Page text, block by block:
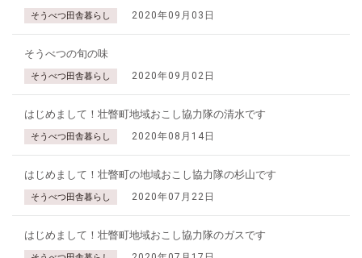
そうべつ田舎暮らし 2020年09月03日
そうべつの旬の味
そうべつ田舎暮らし 2020年09月02日
はじめまして！壮瞥町地域おこし協力隊の清水です
そうべつ田舎暮らし 2020年08月14日
はじめまして！壮瞥町の地域おこし協力隊の杉山です
そうべつ田舎暮らし 2020年07月22日
はじめまして！壮瞥町地域おこし協力隊のガスです